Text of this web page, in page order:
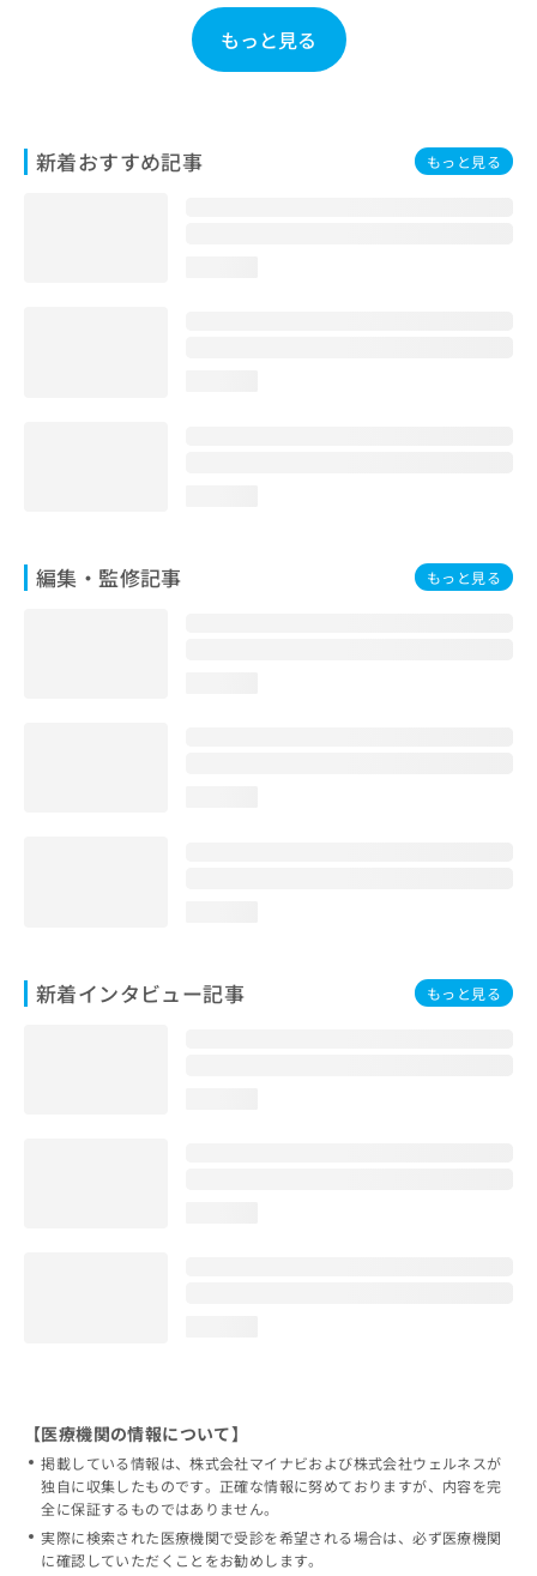
もっと見る
新着おすすめ記事 もっと見る
編集・監修記事 もっと見る
新着インタビュー記事 もっと見る
は
【医療機関の情報について】
掲載している情報は、株式会社マイナビおよび株式会社ウェルネスが
独自に収集したものです。正確な情報に努めておりますが、内容を完
全に保証するものではありません。
実際に検索された医療機関で受診を希望される場合は、必ず医療機関
に確認していただくことをお勧めします。